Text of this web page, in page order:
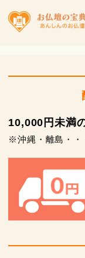
10,000円未満
※沖縄・離島・・